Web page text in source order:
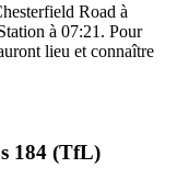
Road à
à 07:21. Pour
lieu et connaître
184 (TfL)